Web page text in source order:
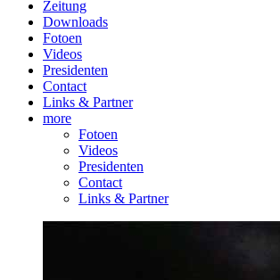
Zeitung
Downloads
Fotoen
Videos
Presidenten
Contact
Links & Partner
more
Fotoen
Videos
Presidenten
Contact
Links & Partner